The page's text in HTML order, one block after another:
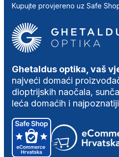
Kupujte provjereno uz Safe
Ghetaldus optika, vaš
najveći domaći
dioptrijskih naočala,
leća domaćih i